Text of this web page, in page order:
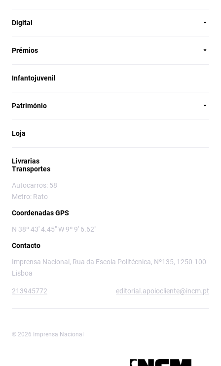
Digital
Prémios
Infantojuvenil
Património
Loja
Livrarias
Transportes
Autocarros: 58
Metro: Rato
Coordenadas GPS
N 38º 43' 4.45" W 9º 9' 6.62"
Contacto
Imprensa Nacional, Rua da Escola Politécnica, Nº135, 1250-100
Lisboa
213945772 editorial.apoiocliente@incm.pt
© 2026 Imprensa Nacional